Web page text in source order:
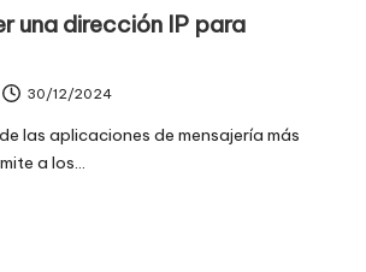
una dirección IP para
30/12/2024
las aplicaciones de mensajería más
a los...